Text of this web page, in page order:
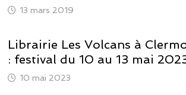
13 mars 2019
Librairie Les Volcans à
: festival du 10 au 13 mai
10 mai 2023